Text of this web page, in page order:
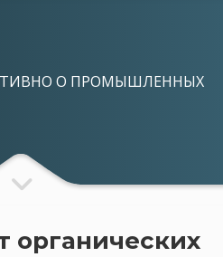
О ПРОМЫШЛЕННЫХ
органических